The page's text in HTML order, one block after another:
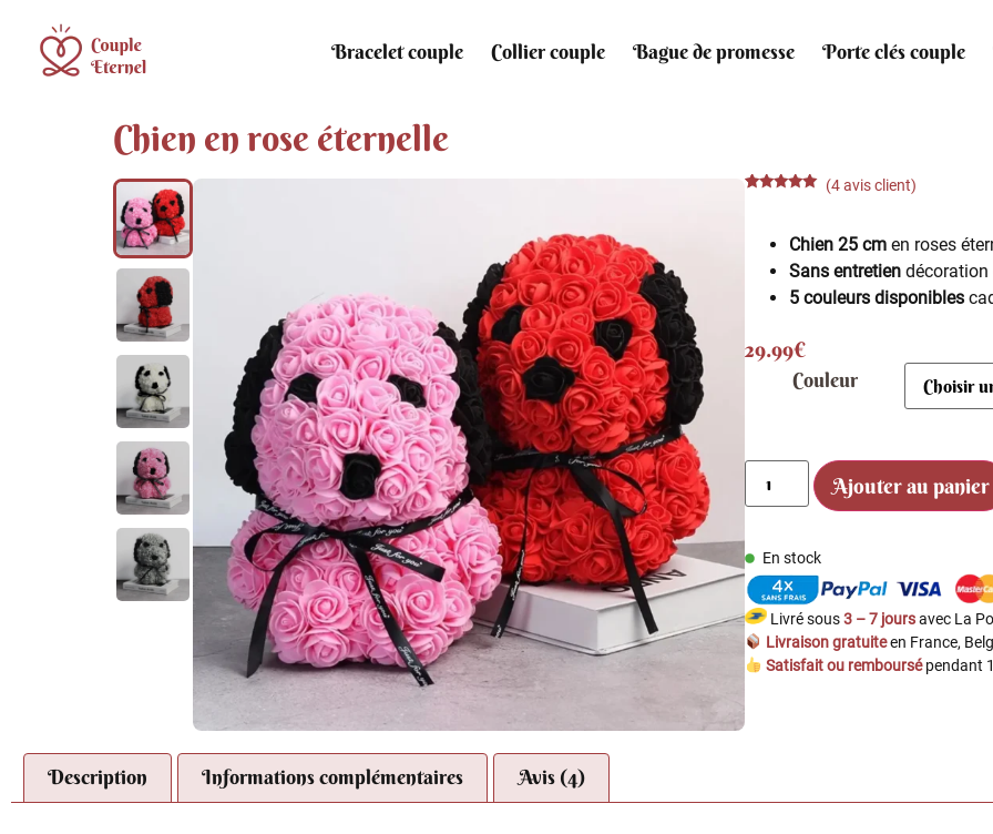
Bracelet couple Collier couple Bague de promesse Porte clés couple
Chien en rose éternelle
notations
(4avis client)
Chien 25 cm en roses
Sans entretien décoration
5 couleurs disponibles
29.99€
Couleur
Ajouter au panier
En stock
Livré sous3 – 7 joursavec La
Livraison gratuiteen France,
Satisfait ou remboursépendant
Description Informations complémentaires Avis (4)